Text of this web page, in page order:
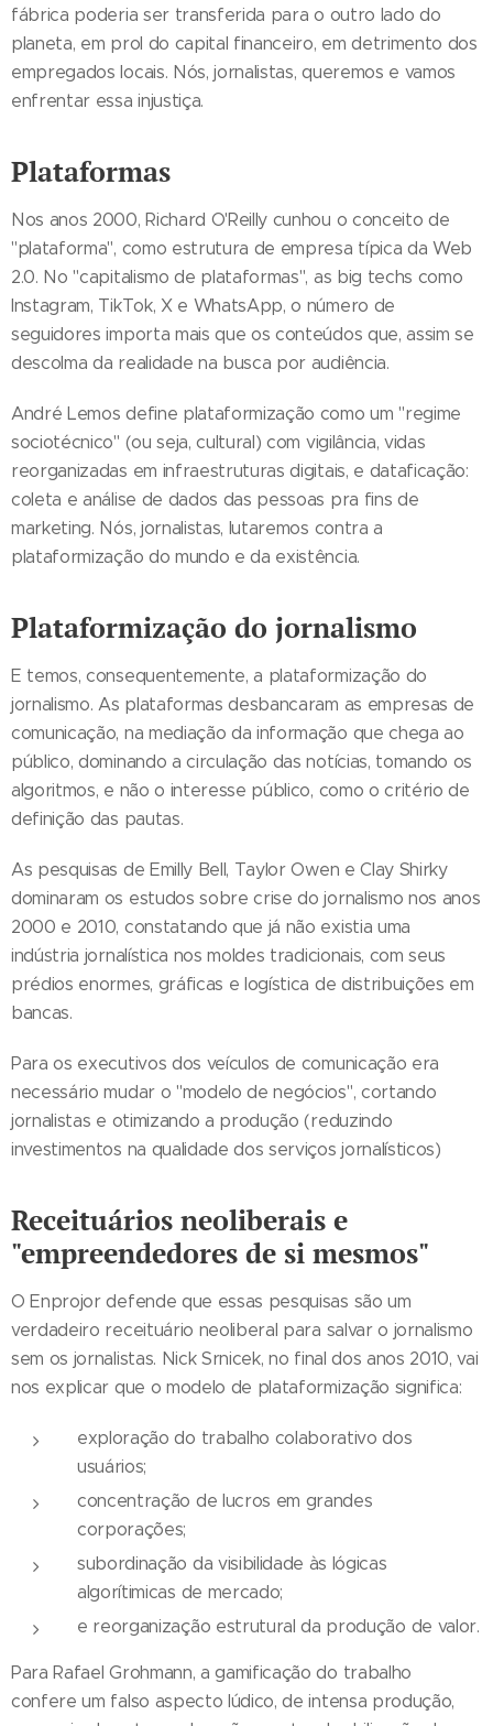
fábrica poderia ser transferida para o outro lado do
planeta, em prol do capital financeiro, em detrimento dos
empregados locais. Nós, jornalistas, queremos e vamos
enfrentar essa injustiça.
Plataformas
Nos anos 2000, Richard O'Reilly cunhou o conceito de
"plataforma", como estrutura de empresa típica da Web
2.0. No "capitalismo de plataformas", as big techs como
Instagram, TikTok, X e WhatsApp, o número de
seguidores importa mais que os conteúdos que, assim se
descolma da realidade na busca por audiência.
André Lemos define plataformização como um "regime
sociotécnico" (ou seja, cultural) com vigilância, vidas
reorganizadas em infraestruturas digitais, e dataficação:
coleta e análise de dados das pessoas pra fins de
marketing. Nós, jornalistas, lutaremos contra a
plataformização do mundo e da existência.
Plataformização do jornalismo
E temos, consequentemente, a plataformização do
jornalismo. As plataformas desbancaram as empresas de
comunicação, na mediação da informação que chega ao
público, dominando a circulação das notícias, tomando os
algoritmos, e não o interesse público, como o critério de
definição das pautas.
As pesquisas de Emilly Bell, Taylor Owen e Clay Shirky
dominaram os estudos sobre crise do jornalismo nos anos
2000 e 2010, constatando que já não existia uma
indústria jornalística nos moldes tradicionais, com seus
prédios enormes, gráficas e logística de distribuições em
bancas.
Para os executivos dos veículos de comunicação era
necessário mudar o "modelo de negócios", cortando
jornalistas e otimizando a produção (reduzindo
investimentos na qualidade dos serviços jornalísticos)
Receituários neoliberais e
"empreendedores de si mesmos"
O Enprojor defende que essas pesquisas são um
verdadeiro receituário neoliberal para salvar o jornalismo
sem os jornalistas. Nick Srnicek, no final dos anos 2010, vai
nos explicar que o modelo de plataformização significa:
exploração do trabalho colaborativo dos
usuários;
concentração de lucros em grandes
corporações;
subordinação da visibilidade às lógicas
algorítimicas de mercado;
e reorganização estrutural da produção de valor.
Para Rafael Grohmann, a gamificação do trabalho
confere um falso aspecto lúdico, de intensa produção,